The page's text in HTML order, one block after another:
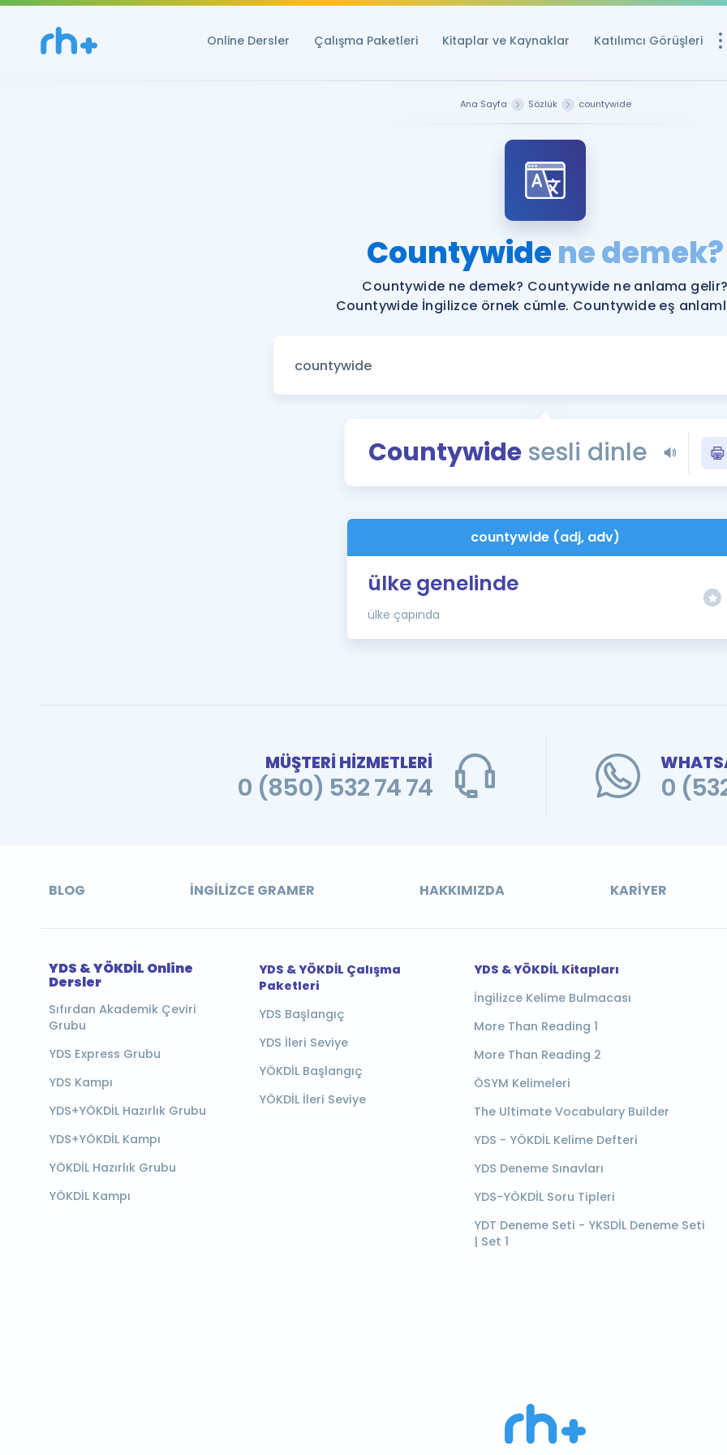
Online Dersler Çalışma Paketleri Kitaplar ve Kaynaklar Katılımcı Görüşleri
Ücretsiz
YDS ve YÖKDİL
YDS ve YÖKDİL'e
Tüm ÖSYM
Blog
YDS - YÖKDİL
İngilizce
Ana Sayfa Sözlük countywide
Countywidene demek?
Countywide ne demek? Countywide ne anlama gelir?
Countywide İngilizce örnek cümle. Countywide eş
Countywide sesli dinle
countywide (adj, adv)
ülke genelinde
ülke çapında
MÜŞTERİ HİZMETLERİ
0 (850) 532 74 74 0
BLOG İNGILIZCE GRAMER HAKKIMIZDA KARIYER
YDS & YÖKDİL Online
Dersler
Sıfırdan Akademik Çeviri
Grubu
YDS Express Grubu
YDS Kampı
YDS+YÖKDİL Hazırlık Grubu
YDS+YÖKDİL Kampı
YÖKDİL Hazırlık Grubu
YÖKDİL Kampı
YDS & YÖKDİL Çalışma
Paketleri
YDS Başlangıç
YDS İleri Seviye
YÖKDİL Başlangıç
YÖKDİL İleri Seviye
YDS & YÖKDİL Kitapları
İngilizce Kelime Bulmacası
More Than Reading 1
More Than Reading 2
ÖSYM Kelimeleri
The Ultimate Vocabulary Builder
YDS - YÖKDİL Kelime Defteri
YDS Deneme Sınavları
YDS-YÖKDİL Soru Tipleri
YDT Deneme Seti - YKSDİL Deneme Seti
| Set 1